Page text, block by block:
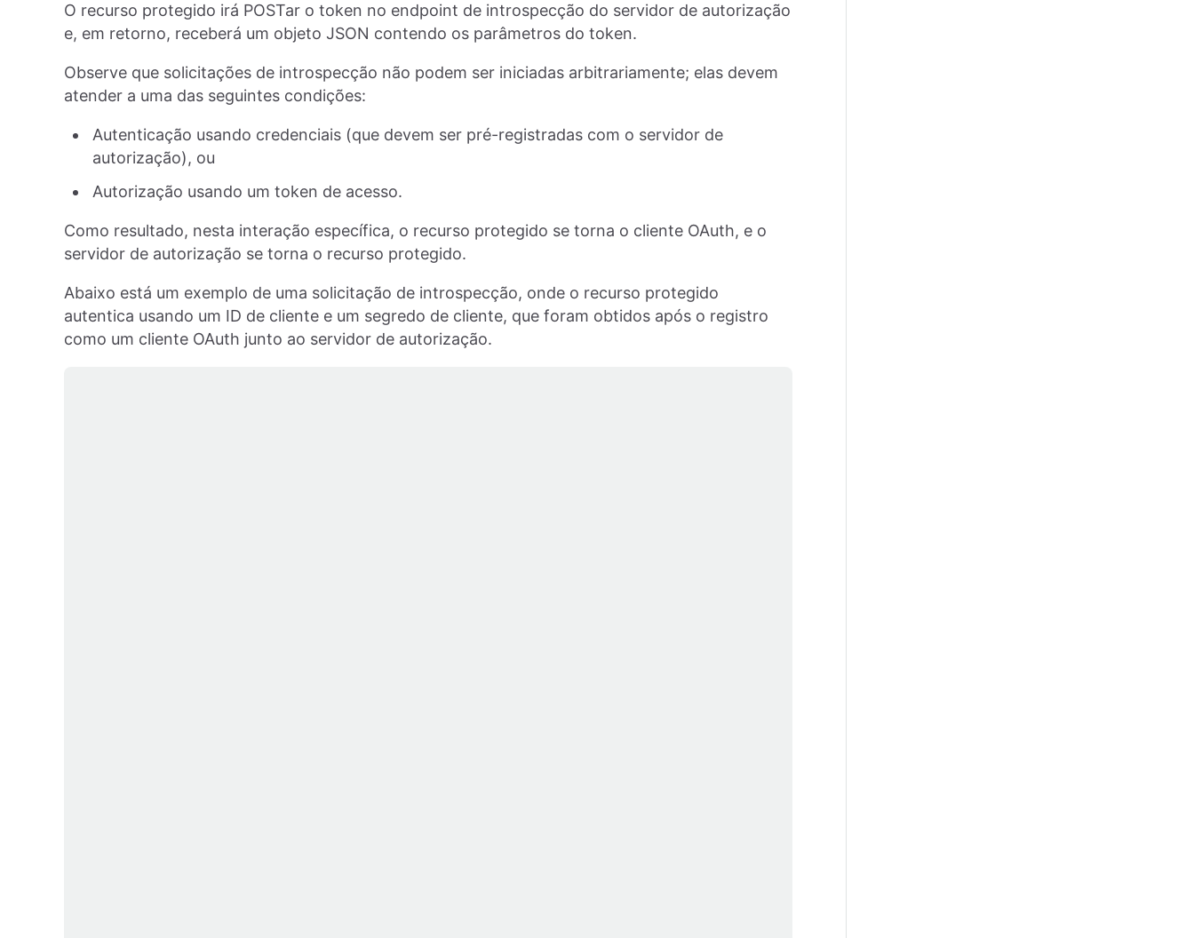
O recurso protegido irá POSTar o token no endpoint de introspecção do servidor de autorização
e, em retorno, receberá um objeto JSON contendo os parâmetros do token.
Observe que solicitações de introspecção não podem ser iniciadas arbitrariamente; elas devem
atender a uma das seguintes condições:
Autenticação usando credenciais (que devem ser pré-registradas com o servidor de
autorização), ou
Autorização usando um token de acesso.
Como resultado, nesta interação específica, o recurso protegido se torna o cliente OAuth, e o
servidor de autorização se torna o recurso protegido.
Abaixo está um exemplo de uma solicitação de introspecção, onde o recurso protegido
autentica usando um ID de cliente e um segredo de cliente, que foram obtidos após o registro
como um cliente OAuth junto ao servidor de autorização.